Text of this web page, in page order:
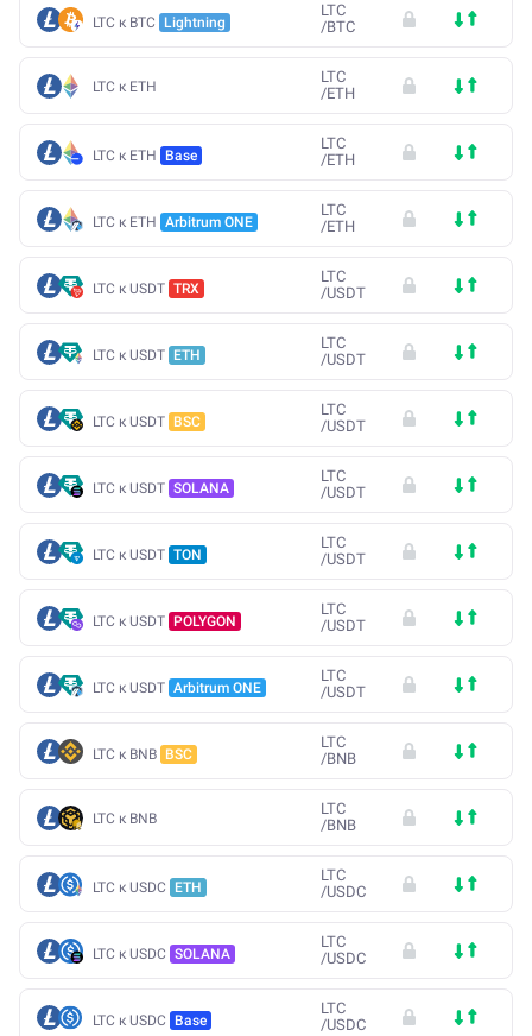
LTC к BTC Lightning
LTC
/BTC
LTC к ETH
LTC
/ETH
LTC к ETH Base
LTC
/ETH
LTC к ETH Arbitrum ONE
LTC
/ETH
LTC к USDT TRX
LTC
/USDT
LTC к USDT ETH
LTC
/USDT
LTC к USDT BSC
LTC
/USDT
LTC к USDT SOLANA
LTC
/USDT
LTC к USDT TON
LTC
/USDT
LTC к USDT POLYGON
LTC
/USDT
LTC к USDT Arbitrum ONE
LTC
/USDT
LTC к BNB BSC
LTC
/BNB
LTC к BNB
LTC
/BNB
LTC к USDC ETH
LTC
/USDC
LTC к USDC SOLANA
LTC
/USDC
LTC к USDC Base
LTC
/USDC